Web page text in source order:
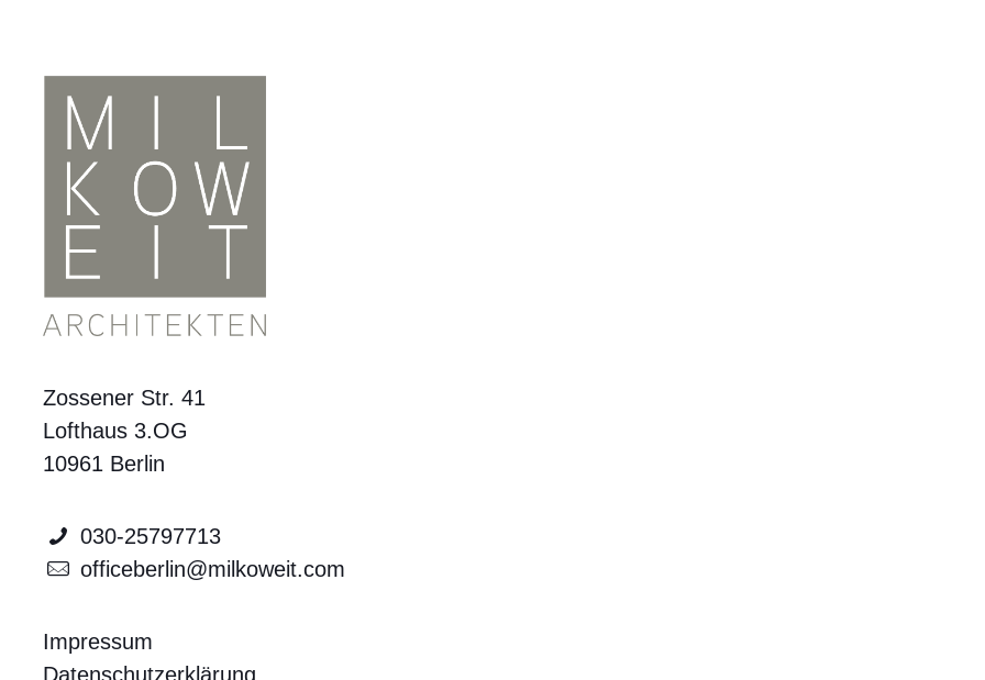
Zossener Str. 41
Lofthaus 3.OG
10961 Berlin
030-25797713
officeberlin@milkoweit.com
Impressum
Datenschutzerklärung